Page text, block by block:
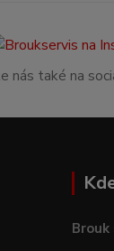
nás také na
Brouk